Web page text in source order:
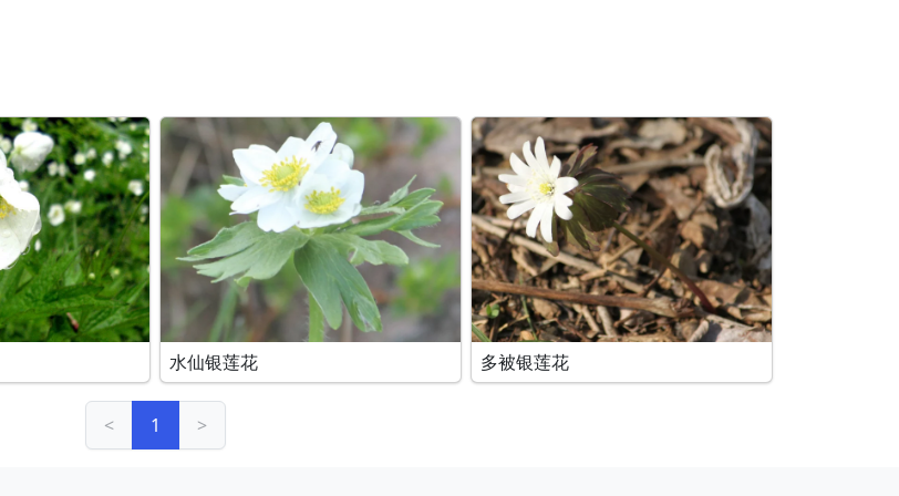
水仙银莲花 多被银莲花
< 1 >